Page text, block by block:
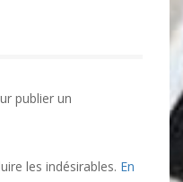
publier un
les indésirables. En